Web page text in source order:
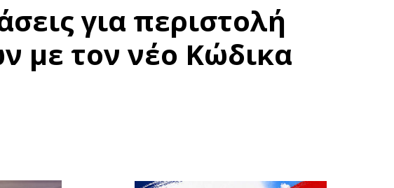
για περιστολή
με τον νέο Κώδικα